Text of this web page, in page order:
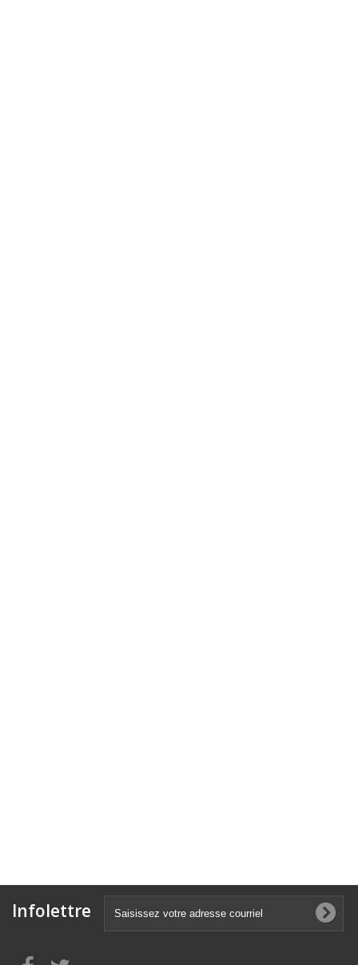
Infolettre